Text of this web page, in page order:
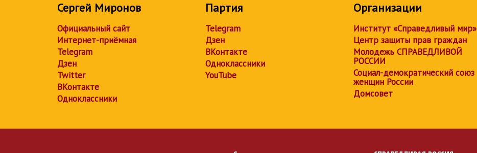
Сергей Миронов
Официальный сайт
Интернет-приёмная
Telegram
Дзен
Twitter
ВКонтакте
Одноклассники
Партия
Telegram
Дзен
ВКонтакте
Одноклассники
YouTube
Организации
Институт «Справедливый мир»
Центр защиты прав граждан
Молодежь СПРАВЕДЛИВОЙ
РОССИИ
Социал-демократический союз
женщин России
Домсовет